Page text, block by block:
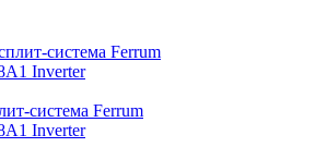
система Ferrum
Inverter